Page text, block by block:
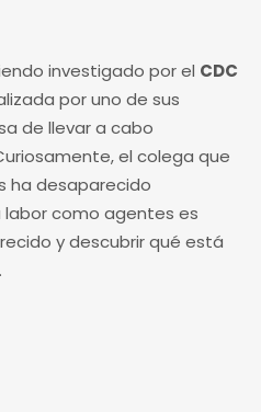
investigado por el CDC
por uno de sus
de llevar a cabo
el colega que
ha desaparecido
como agentes es
y descubrir qué está